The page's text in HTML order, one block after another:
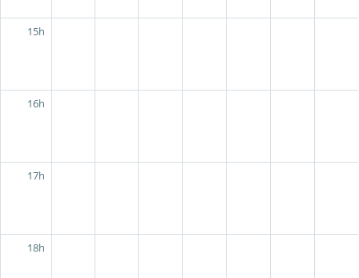
15h
16h
17h
18h